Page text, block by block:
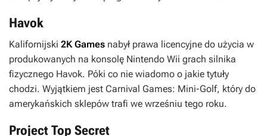
Havok
Kalifornijski 2K Games nabył prawa licencyjne do użycia w
produkowanych na konsolę Nintendo Wii grach silnika
fizycznego Havok. Póki co nie wiadomo o jakie tytuły
chodzi. Wyjątkiem jest Carnival Games: Mini-Golf, który do
amerykańskich sklepów trafi we wrześniu tego roku.
Project Top Secret